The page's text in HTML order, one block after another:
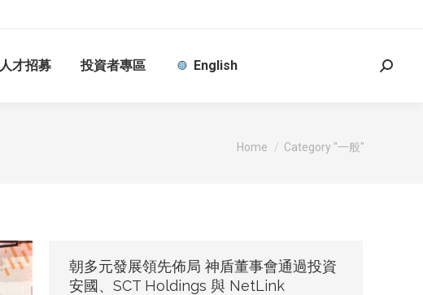
人才招募 投資者專區 English Search:
You are here:
Home Category "一般"
朝多元發展領先佈局 神盾董事會通過投資
安國、SCT Holdings 與 NetLink